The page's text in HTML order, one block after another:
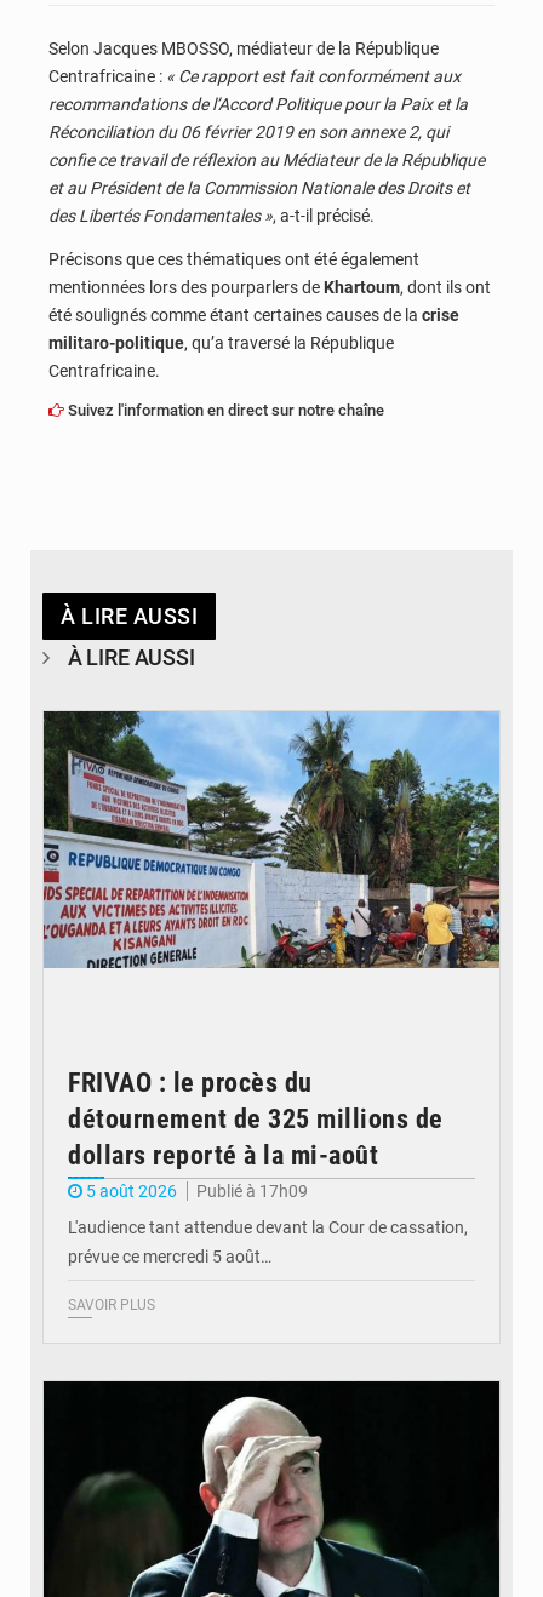
Selon Jacques MBOSSO, médiateur de la République
Centrafricaine : « Ce rapport est fait conformément aux
recommandations de l’Accord Politique pour la Paix et la
Réconciliation du 06 février 2019 en son annexe 2, qui
confie ce travail de réflexion au Médiateur de la République
et au Président de la Commission Nationale des Droits et
des Libertés Fondamentales », a-t-il précisé.
Précisons que ces thématiques ont été également
mentionnées lors des pourparlers de Khartoum, dont ils ont
été soulignés comme étant certaines causes de la crise
militaro-politique, qu’a traversé la République
Centrafricaine.
Suivez l'information en direct sur notre chaîne
À LIRE AUSSI
À LIRE AUSSI
FRIVAO : le procès du
détournement de 325 millions de
dollars reporté à la mi-août
5 août 2026
Publié à 17h09
L'audience tant attendue devant la Cour de cassation,
prévue ce mercredi 5 août…
SAVOIR PLUS